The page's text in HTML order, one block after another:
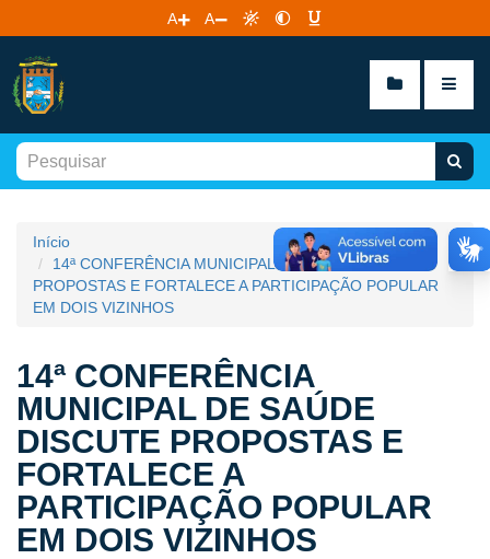
A A
Início
14ª CONFERÊNCIA MUNICIPAL DE SAÚDE DISCUTE
PROPOSTAS E FORTALECE A PARTICIPAÇÃO POPULAR
EM DOIS VIZINHOS
14ª CONFERÊNCIA
MUNICIPAL DE SAÚDE
DISCUTE PROPOSTAS E
FORTALECE A
PARTICIPAÇÃO POPULAR
EM DOIS VIZINHOS